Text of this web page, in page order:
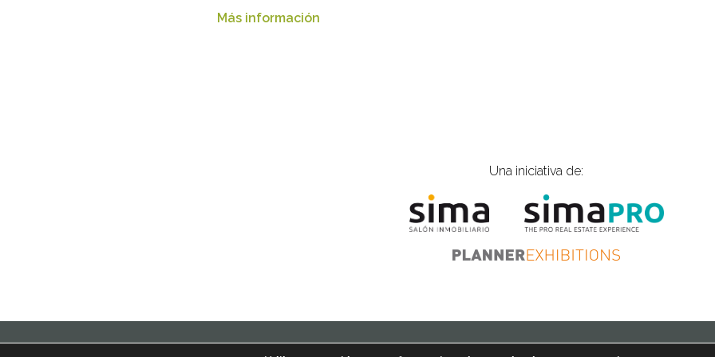
Más información
Una iniciativa de: